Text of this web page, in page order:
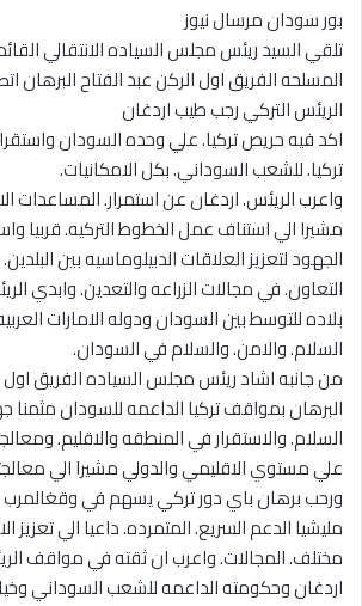
بور سودان مرسال نيوز
تلقي السيد ريئس مجلس السياده الانتقالي
المسلحه الفريق اول الركن عبد الفتاح البرهان
الريئس التركي رجب طيب اردغان
اكد فيه حريص تركيا. علي وحده السودان
تركيا. للشعب السوداني. بكل الامكانيات.
واعرب الريئس. اردغان عن استمرار. المساعدات
مشيرا الي استناف عمل الخطوط التركيه. قربيا
الجهود لتعزيز العلاقات الدبيلوماسيه بين
التعاون. في مجالات الزراعه والتعدين. وابدي
بلاده للتوسط بين السودان ودوله الامارات
السلام. والامن. والسلام في السودان.
من جانبه اشاد ريئس مجلس السياده الفريق اول
البرهان بمواقف تركيا الداعمه للسودان
السلام. والاستقرار في المنطقه والاقليم.
علي مستوي الاقليمي والدولي مشيرا الي
ورحب برهان باي دور تركي يسهم في وقغالمرب
مليشيا الدعم السريع. المتمرده. داعيا الي تعزيز
مختلف. المجالات. واعرب ان ثقته في مواقف
اردغان وحكومته الداعمه للشعب السوداني